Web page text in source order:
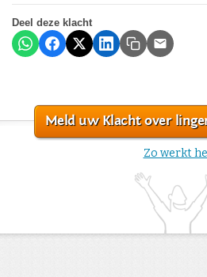
Deel deze klacht
Meld uw Klacht over
Zo werkt